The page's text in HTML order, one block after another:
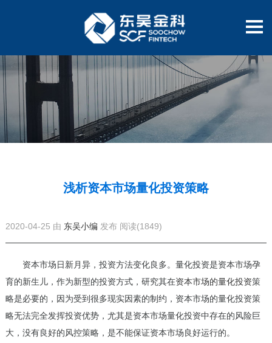
浅析资本市场量化投资策略
2020-04-25 由 东吴小编 发布 阅读(1849)
资本市场日新月异，投资方法变化良多。量化投资是资本市场孕
育的新生儿，作为新型的投资方式，研究其在资本市场的量化投资策
略是必要的，因为受到很多现实因素的制约，资本市场的量化投资策
略无法完全发挥投资优势，尤其是资本市场量化投资中存在的风险巨
大，没有良好的风控策略，是不能保证资本市场良好运行的。